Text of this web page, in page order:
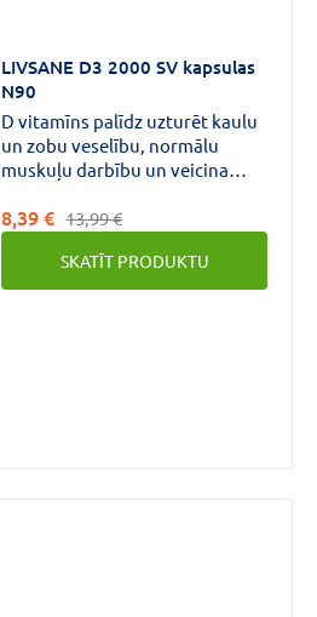
LIVSANE D3 2000 SV kapsulas
N90
D vitamīns palīdz uzturēt kaulu
un zobu veselību, normālu
muskuļu darbību un veicina
darbību*
8,39 € 13,99 €
SKATĪT PRODUKTU